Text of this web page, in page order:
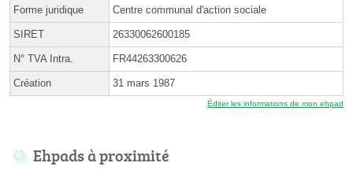
Forme juridique Centre communal d'action sociale
SIRET 26330062600185
N° TVA Intra. FR44263300626
Création 31 mars 1987
Éditer les informations de mon ehpad
Ehpads à proximité